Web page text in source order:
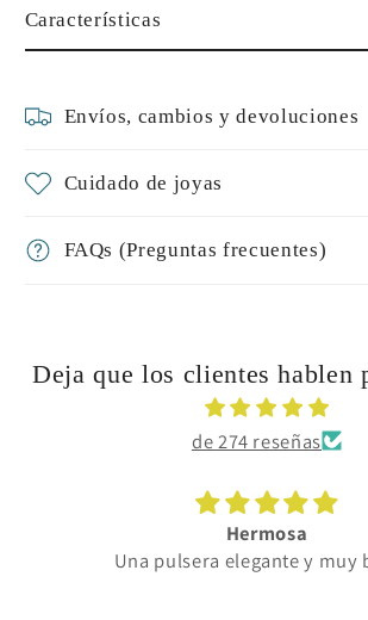
Características
Envíos, cambios y devoluciones
Cuidado de joyas
FAQs (Preguntas frecuentes)
Deja que los clientes hablen
de 274 reseñas
Hermosa
Una pulsera elegante y muy